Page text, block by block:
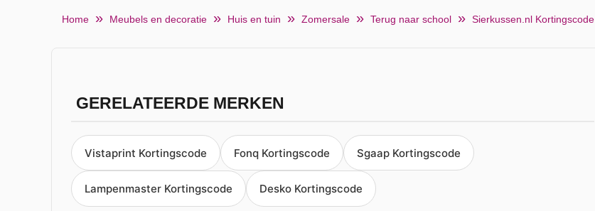
Home Meubels en decoratie Huis en tuin Zomersale Terug naar school Sierkussen.nl Kortingscode
GERELATEERDE MERKEN
Vistaprint Kortingscode Fonq Kortingscode Sgaap Kortingscode
Lampenmaster Kortingscode Desko Kortingscode